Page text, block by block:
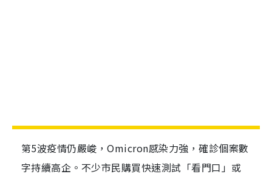
第5波疫情仍嚴峻，Omicron感染力強，確診個案數
字持續高企。不少市民購買快速測試「看門口」或